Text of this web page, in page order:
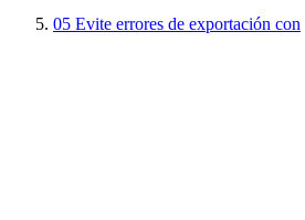
05 Evite errores de exportación con